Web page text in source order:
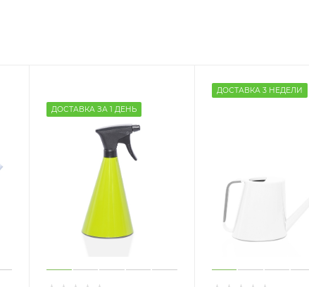
ДОСТАВКА ЗА 1 ДЕНЬ
ДОСТАВКА 3 НЕДЕЛИ